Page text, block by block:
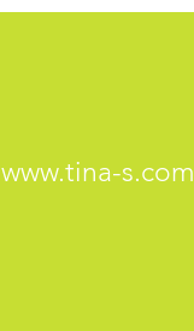
www.tina-s.com